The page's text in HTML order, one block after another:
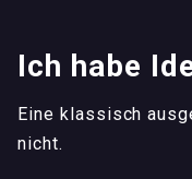
Ich habe
Eine klassisch
nicht.